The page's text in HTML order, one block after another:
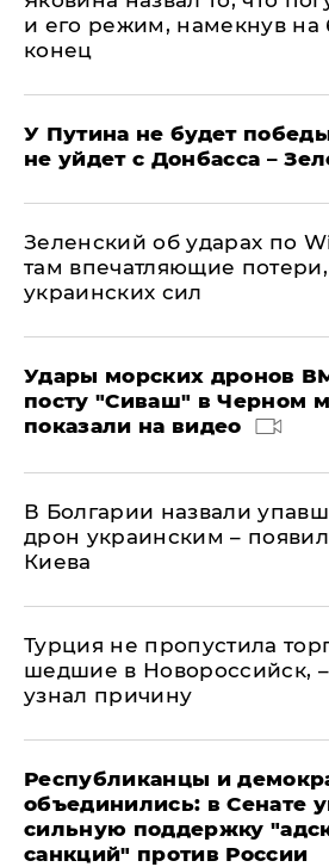
и его режим, намекнув на
конец
У Путина не будет
не уйдет с Донбасса –
Зеленский об ударах по
там впечатляющие потери,
украинских сил
Удары морских дронов
посту "Сиваш" в Черном
показали на видео
В Болгарии назвали
дрон украинским –
Киева
Турция не пропустила
шедшие в Новороссийск,
узнал причину
Республиканцы и
объединились: в Сенате
сильную поддержку
санкций" против России